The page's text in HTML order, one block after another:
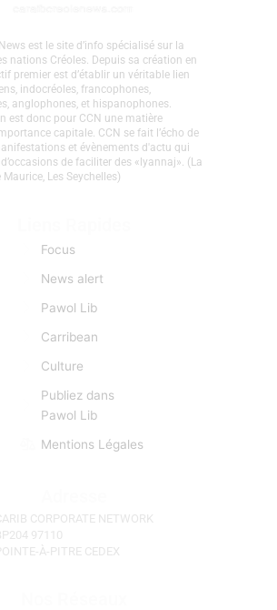
est le site d’info spécialisé sur la
nations Créoles. Depuis sa création en
premier est d’établir un véritable lien
indocréoles, francophones,
anglophones, et hispanophones.
est donc pour CCN une matière
capitale. CCN se fait l’écho de
et évènements d'actu qui
de faciliter des «lyannaj». (La
Maurice, Les Seychelles)
Focus
News alert
Pawol Lib
Carribean
Culture
Publiez dans
Pawol Lib
Mentions Légales
CORPORATE NETWORK
97110
À-PITRE CEDEX